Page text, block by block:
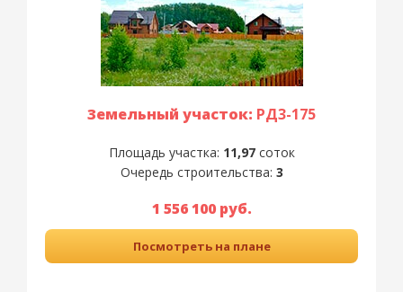
Земельный участок: РД3-175
Площадь участка: 11,97соток
Очередь строительства: 3
1 556 100 руб.
Посмотреть на плане